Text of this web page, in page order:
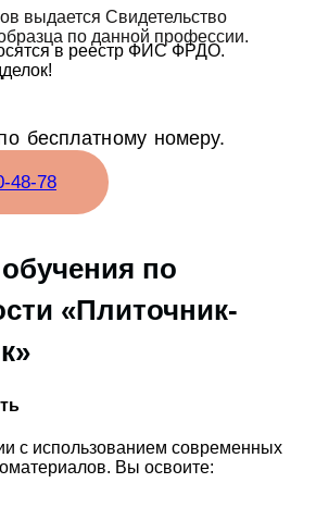
выдается Свидетельство
по данной профессии.
в реестр ФИС ФРДО.
бесплатному номеру.
48-78
по
«Плиточник-
с использованием современных
Вы освоите: